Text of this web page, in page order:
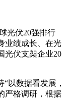
光伏20强排行
业绩成长、在光
光伏支架企业20
以数据看发展，
严格调研，根据